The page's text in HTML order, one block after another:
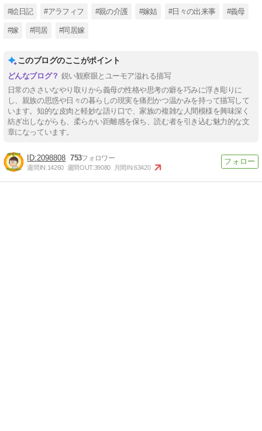
#絵日記 #アラフィフ #親の介護 #嫁姑 #日々の出来事 #義母
#嫁 #同居 #同居嫁
このブログのここがポイント
鋭い観察眼とユーモア溢れる描写
日常のささいなやり取りから義母の性格や思考の癖を巧みに浮き彫りに
し、親族の思惑や日々の暮らしの現実を痛烈かつ温かみを持って描写して
います。知的な皮肉と軽妙な語り口で、家族の複雑な人間模様を興味深く
紡ぎ出しながらも、柔らかい距離感を保ち、読む者を引き込む魅力的な文
章になっています。
2098808 753
週間IN:14260 週間OUT:39080 月間IN:63420